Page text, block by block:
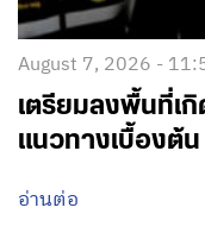
August 7, 2026 -
เตรียมลงพื้นที่เ
แนวทางเบื้องต้น
อ่านต่อ